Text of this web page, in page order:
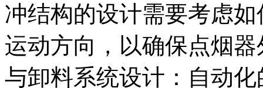
冲结构的设计需要考虑
运动方向，以确保点烟
与卸料系统设计：自动